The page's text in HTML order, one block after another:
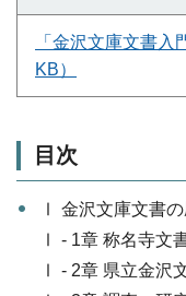
「金沢文庫文書
KB）
目次
Ⅰ 金沢文庫文書
Ⅰ - 1章 称名寺文
Ⅰ - 2章 県立金沢